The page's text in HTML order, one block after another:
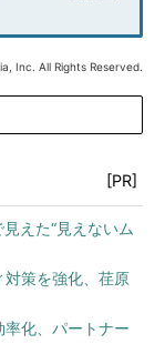
Inc. All Rights Reserved.
[PR]
えた“見えないム
対策を強化、荏原
化、パートナー